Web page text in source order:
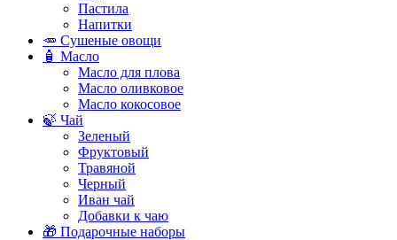
Пастила
Напитки
🥕 Сушеные овощи
🧴 Масло
Масло для плова
Масло оливковое
Масло кокосовое
🍃 Чай
Зеленый
Фруктовый
Травяной
Черный
Иван чай
Добавки к чаю
🎁 Подарочные наборы